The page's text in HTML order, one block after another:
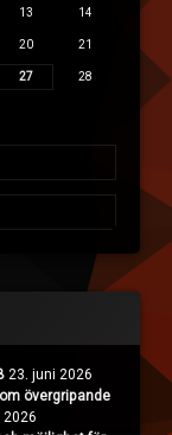
13 14
20 21
27 28
23. juni 2026
övergripande
2026